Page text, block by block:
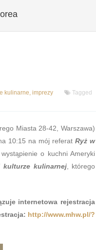
kulinarne, imprezy
Tagged
Miasta 28-42, Warszawa)
10:15 na mój referatRyż w
o kuchni Ameryki
kulturze kulinarnej, którego
internetowa rejestracja
http://www.mhw.pl/?